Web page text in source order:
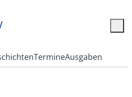
TermineAusgaben